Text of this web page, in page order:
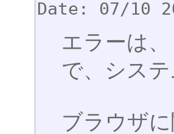
Date: 07/10
エラーは
で、シス
ブラウザ